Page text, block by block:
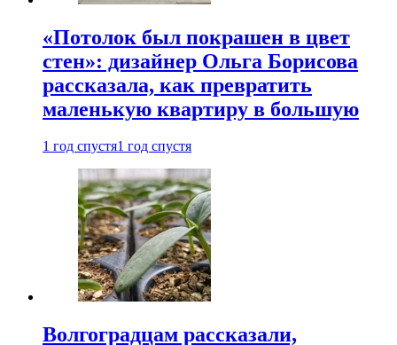
«Потолок был покрашен в цвет
стен»: дизайнер Ольга Борисова
рассказала, как превратить
маленькую квартиру в большую
1 год спустя1 год спустя
Волгоградцам рассказали,